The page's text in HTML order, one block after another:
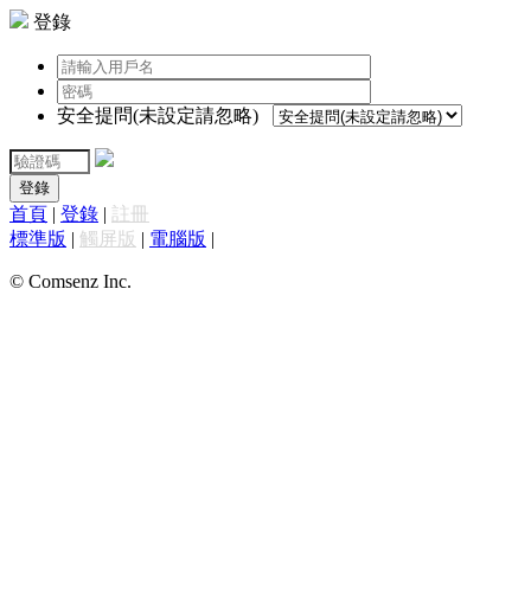
登錄
安全提問(未設定請忽略)
登錄
首頁 | 登錄 | 註冊
標準版 | 觸屏版 | 電腦版 |
© Comsenz Inc.